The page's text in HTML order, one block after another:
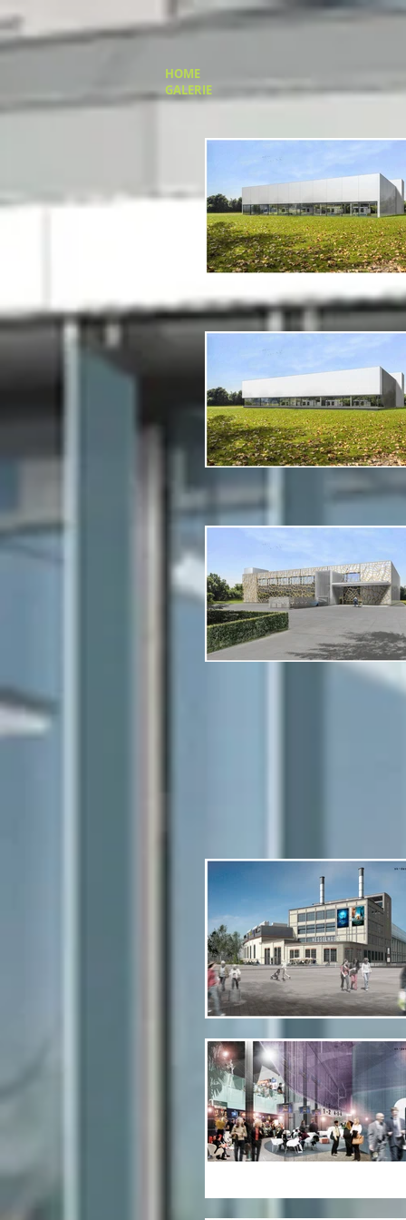
HOME
GALERIE